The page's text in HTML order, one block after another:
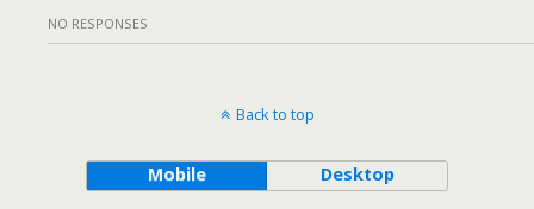
NO RESPONSES
Back to top
Mobile Desktop